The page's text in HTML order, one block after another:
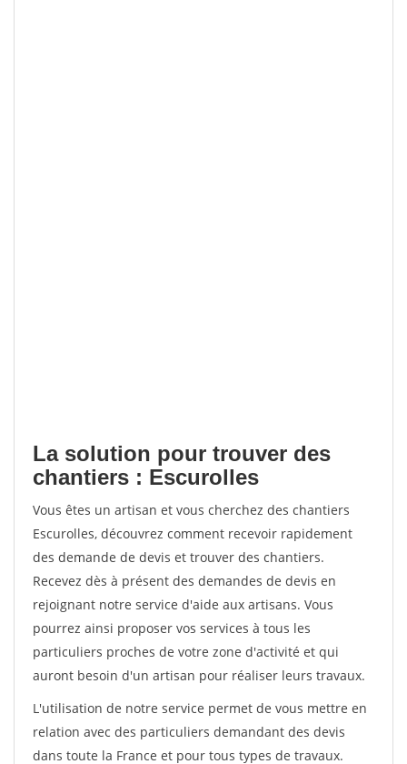
La solution pour trouver des
chantiers : Escurolles
Vous êtes un artisan et vous cherchez des chantiers
Escurolles, découvrez comment recevoir rapidement
des demande de devis et trouver des chantiers.
Recevez dès à présent des demandes de devis en
rejoignant notre service d'aide aux artisans. Vous
pourrez ainsi proposer vos services à tous les
particuliers proches de votre zone d'activité et qui
auront besoin d'un artisan pour réaliser leurs travaux.
L'utilisation de notre service permet de vous mettre en
relation avec des particuliers demandant des devis
dans toute la France et pour tous types de travaux.